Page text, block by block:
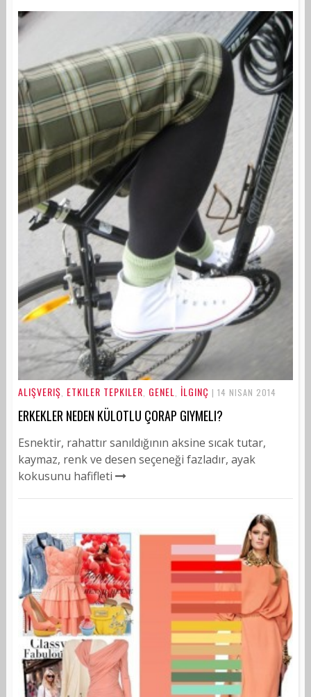
ALIŞVERIŞ ETKILER TEPKILER GENEL İLGINÇ | 14 NISAN 2014
ERKEKLER NEDEN KÜLOTLU ÇORAP GIYMELI?
Esnektir, rahattır sanıldığının aksine sıcak tutar,
kaymaz, renk ve desen seçeneği fazladır, ayak
kokusunu hafifleti